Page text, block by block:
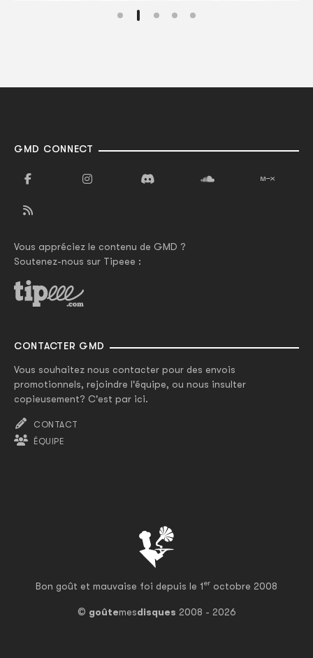
Bon goût et mauvaise foi depuis le 1er octobre 2008
© goûtemesdisques 2008 - 2026
GMD CONNECT
Vous appréciez le contenu de GMD ?
Soutenez-nous sur Tipeee :
CONTACTER GMD
Vous souhaitez nous contacter pour des envois
promotionnels, rejoindre l'équipe, ou nous insulter
copieusement? C'est par ici.
CONTACT
ÉQUIPE